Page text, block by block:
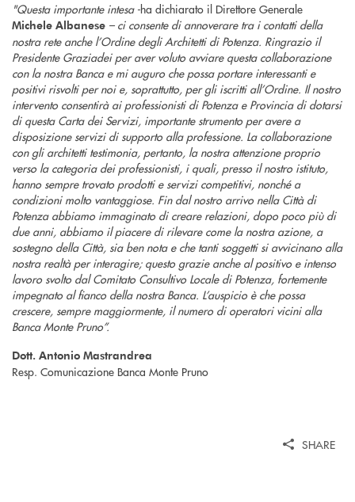
"Questa importante intesa -ha dichiarato il Direttore Generale
Michele Albanese – ci consente di annoverare tra i contatti della
nostra rete anche l’Ordine degli Architetti di Potenza. Ringrazio il
Presidente Graziadei per aver voluto avviare questa collaborazione
con la nostra Banca e mi auguro che possa portare interessanti e
positivi risvolti per noi e, soprattutto, per gli iscritti all’Ordine. Il nostro
intervento consentirà ai professionisti di Potenza e Provincia di dotarsi
di questa Carta dei Servizi, importante strumento per avere a
disposizione servizi di supporto alla professione. La collaborazione
con gli architetti testimonia, pertanto, la nostra attenzione proprio
verso la categoria dei professionisti, i quali, presso il nostro istituto,
hanno sempre trovato prodotti e servizi competitivi, nonché a
condizioni molto vantaggiose. Fin dal nostro arrivo nella Città di
Potenza abbiamo immaginato di creare relazioni, dopo poco più di
due anni, abbiamo il piacere di rilevare come la nostra azione, a
sostegno della Città, sia ben nota e che tanti soggetti si avvicinano alla
nostra realtà per interagire; questo grazie anche al positivo e intenso
lavoro svolto dal Comitato Consultivo Locale di Potenza, fortemente
impegnato al fianco della nostra Banca. L’auspicio è che possa
crescere, sempre maggiormente, il numero di operatori vicini alla
Banca Monte Pruno”.
Dott. Antonio Mastrandrea
Resp. Comunicazione Banca Monte Pruno
SHARE